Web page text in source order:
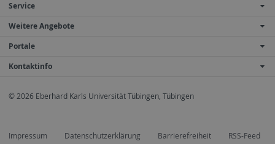
Service
Weitere Angebote
Portale
Kontaktinfo
© 2026 Eberhard Karls Universität Tübingen, Tübingen
Impressum Datenschutzerklärung Barrierefreiheit RSS-Feed